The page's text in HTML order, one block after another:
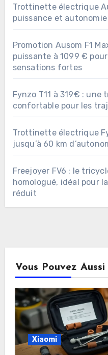
Trottinette électrique
puissance et
Promotion Ausom F1
puissante à 1099 €
sensations fortes
Fynzo T11 à 319€ :
confortable pour les
Trottinette électrique
jusqu’à 60 km
Freejoyer FV6 : le
homologué, idéal pour
réduit
Vous Pouvez
Xiaomi